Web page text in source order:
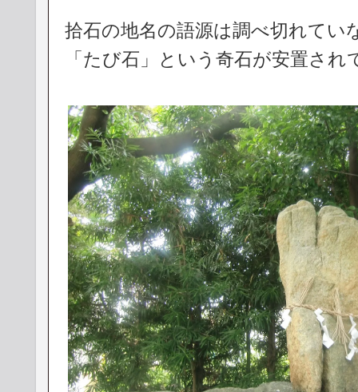
拾石の地名の語源は調べ切れてい
「たび石」という奇石が安置され